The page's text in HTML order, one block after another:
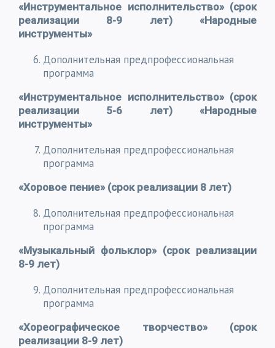
«Инструментальное исполнительство» (срок
реализации 8-9 лет) «Народные
инструменты»
Дополнительная предпрофессиональная
программа
«Инструментальное исполнительство» (срок
реализации 5-6 лет) «Народные
инструменты»
Дополнительная предпрофессиональная
программа
«Хоровое пение» (срок реализации 8 лет)
Дополнительная предпрофессиональная
программа
«Музыкальный фольклор»(срок реализации
8-9 лет)
Дополнительная предпрофессиональная
программа
«Хореографическое творчество» (срок
реализации 8-9 лет)